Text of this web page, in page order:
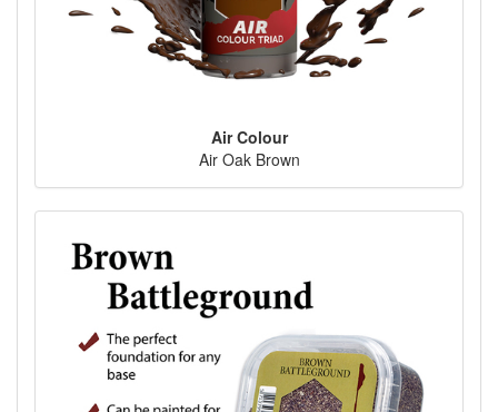
Air Colour
Air Oak Brown